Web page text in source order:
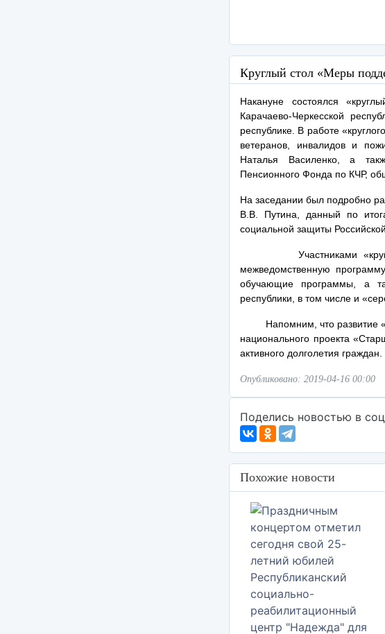
Круглый стол «Меры
Накануне состоялся
Карачаево-Черкесской
республике. В работе
ветеранов, инвалидов и
Наталья Василенко, а
Пенсионного Фонда по КЧР,
На заседании был подробно
В.В. Путина, данный по
социальной защиты
Участниками
межведомственную
обучающие программы, а
республики, в том числе и
Напомним, что развитие
национального проекта
активного долголетия граждан.
Опубликовано: 2019-04-16 00:00
Поделись новостью в
Похожие новости